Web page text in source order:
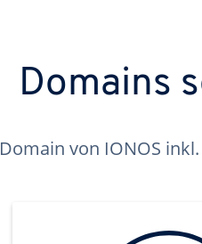
Domains
Domain von IONOS